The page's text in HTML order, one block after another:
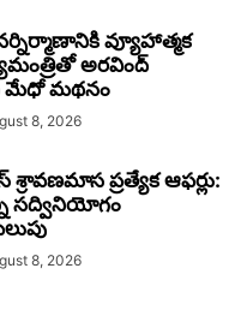
వ్యూహాత్మక
అరవింద్
మేధో మథనం
8, 2026
శ్రావణమాస ప్రత్యేక ఆఫర్లు:
సద్వినియోగం
8, 2026